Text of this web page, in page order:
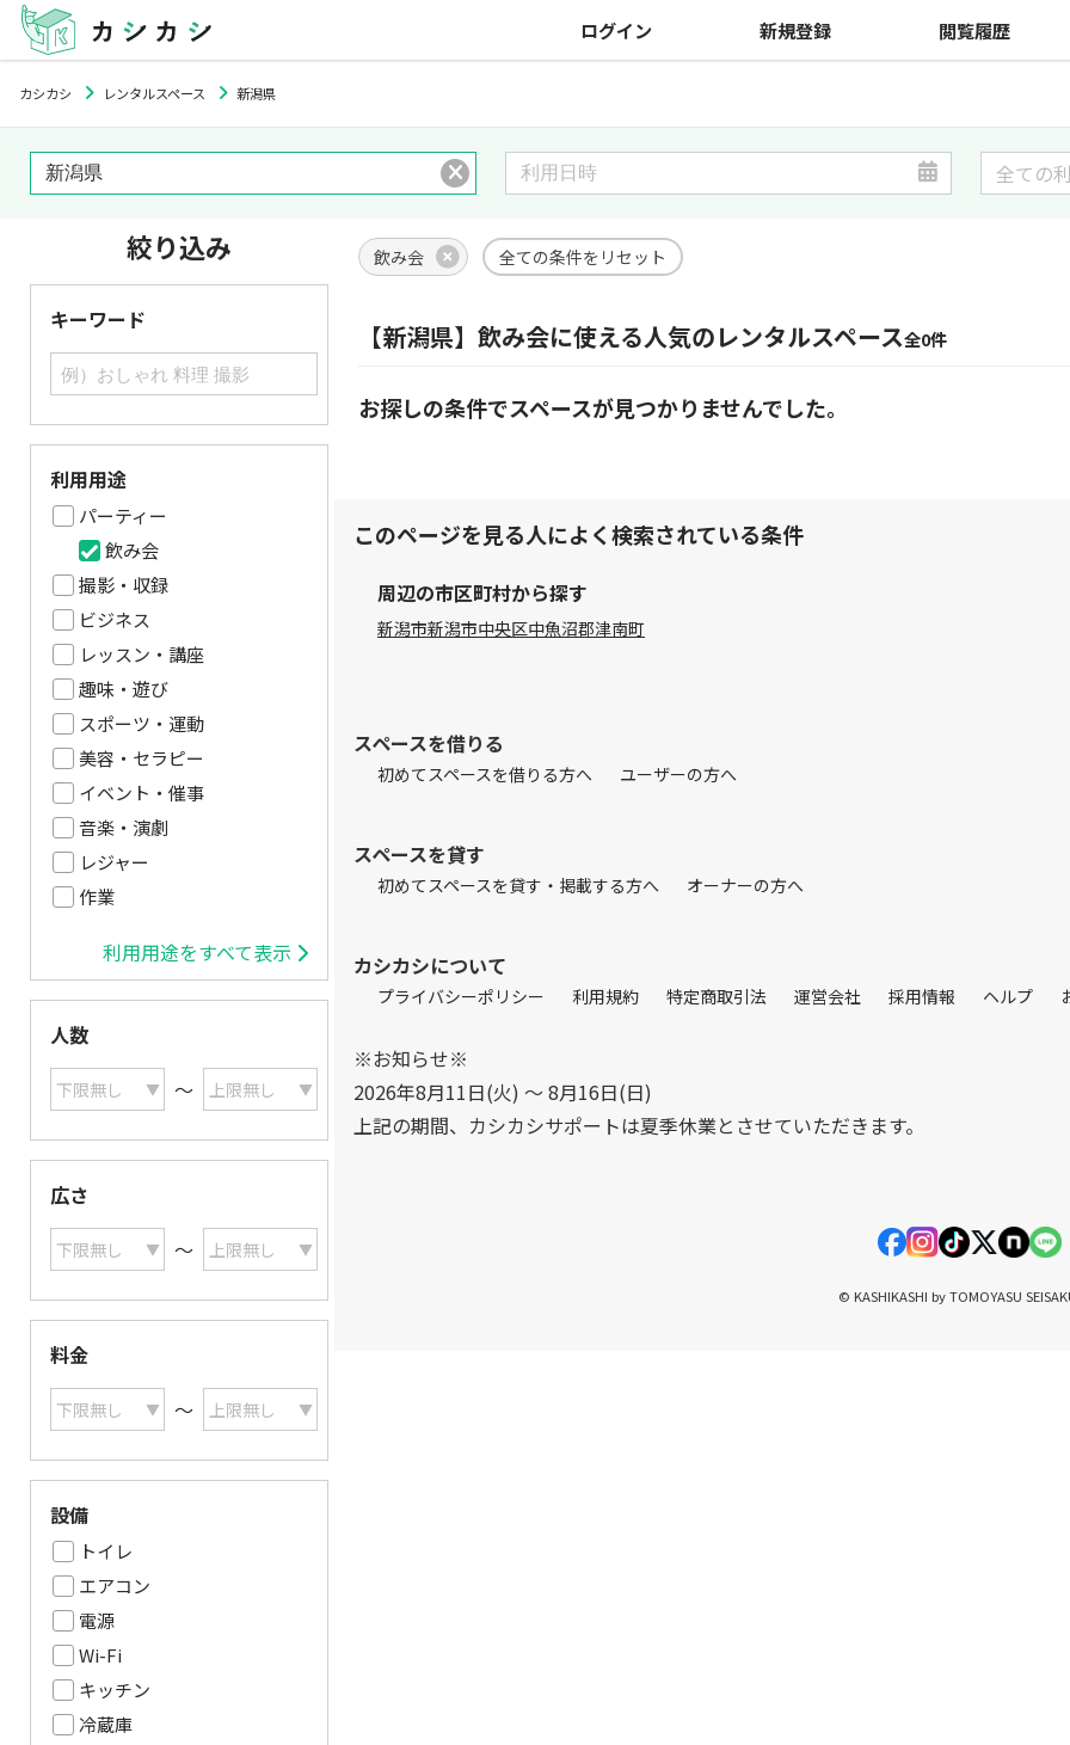
ログイン 新規登録 閲覧履歴
カシカシ レンタルスペース 新潟県
絞り込み
キーワード
利用用途
パーティー
飲み会
撮影・収録
ビジネス
レッスン・講座
趣味・遊び
スポーツ・運動
美容・セラピー
イベント・催事
音楽・演劇
レジャー
作業
利用用途をすべて表示
人数
〜
広さ
〜
料金
〜
設備
キッチン
トイレ
冷蔵庫
エアコン
電源
Wi-Fi
飲み会 全ての条件をリセット
【新潟県】飲み会に使える人気のレンタルスペース全0件
お探しの条件でスペースが見つかりませんでした。
このページを見る人によく検索されている条件
周辺の市区町村から探す
新潟市新潟市中央区中魚沼郡津南町
スペースを借りる
初めてスペースを借りる方へ ユーザーの方へ
スペースを貸す
初めてスペースを貸す・掲載する方へ オーナーの方へ
カシカシについて
プライバシーポリシー 利用規約 特定商取引法 運営会社 採用情報 ヘルプ
※お知らせ※
2026年8月11日(火) 〜 8月16日(日)
上記の期間、カシカシサポートは夏季休業とさせていただきます。
© KASHIKASHI by TOMOYASU